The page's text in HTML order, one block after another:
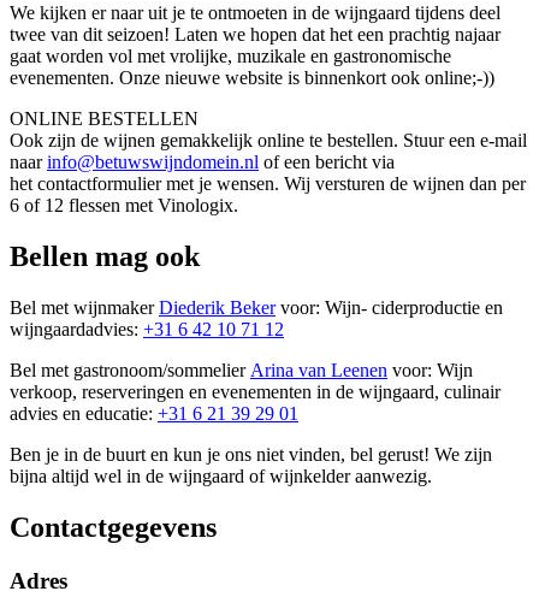
We kijken er naar uit je te ontmoeten in de wijngaard tijdens deel
twee van dit seizoen! Laten we hopen dat het een prachtig najaar
gaat worden vol met vrolijke, muzikale en gastronomische
evenementen. Onze nieuwe website is binnenkort ook online;-))
ONLINE BESTELLEN
Ook zijn de wijnen gemakkelijk online te bestellen. Stuur een e-mail
naarinfo@betuwswijndomein.nl of een bericht via
het contactformulier met je wensen. Wij versturen de wijnen dan per
6 of 12 flessen met Vinologix.
Bellen mag ook
Bel met wijnmakerDiederik Bekervoor: Wijn- ciderproductie en
wijngaardadvies: +31 6 42 10 71 12
Bel met gastronoom/sommelier Arina van Leenen voor: Wijn
verkoop, reserveringen en evenementen in de wijngaard, culinair
advies en educatie: +31 6 21 39 29 01
Ben je in de buurt en kun je ons niet vinden, bel gerust! We zijn
bijna altijd wel in de wijngaard of wijnkelder aanwezig.
Contactgegevens
Adres